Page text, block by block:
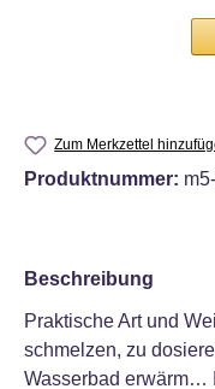
Zum Merkzettel
Produktnummer:
Beschreibung
Praktische Art und
schmelzen, zu
Wasserbad erwärm…